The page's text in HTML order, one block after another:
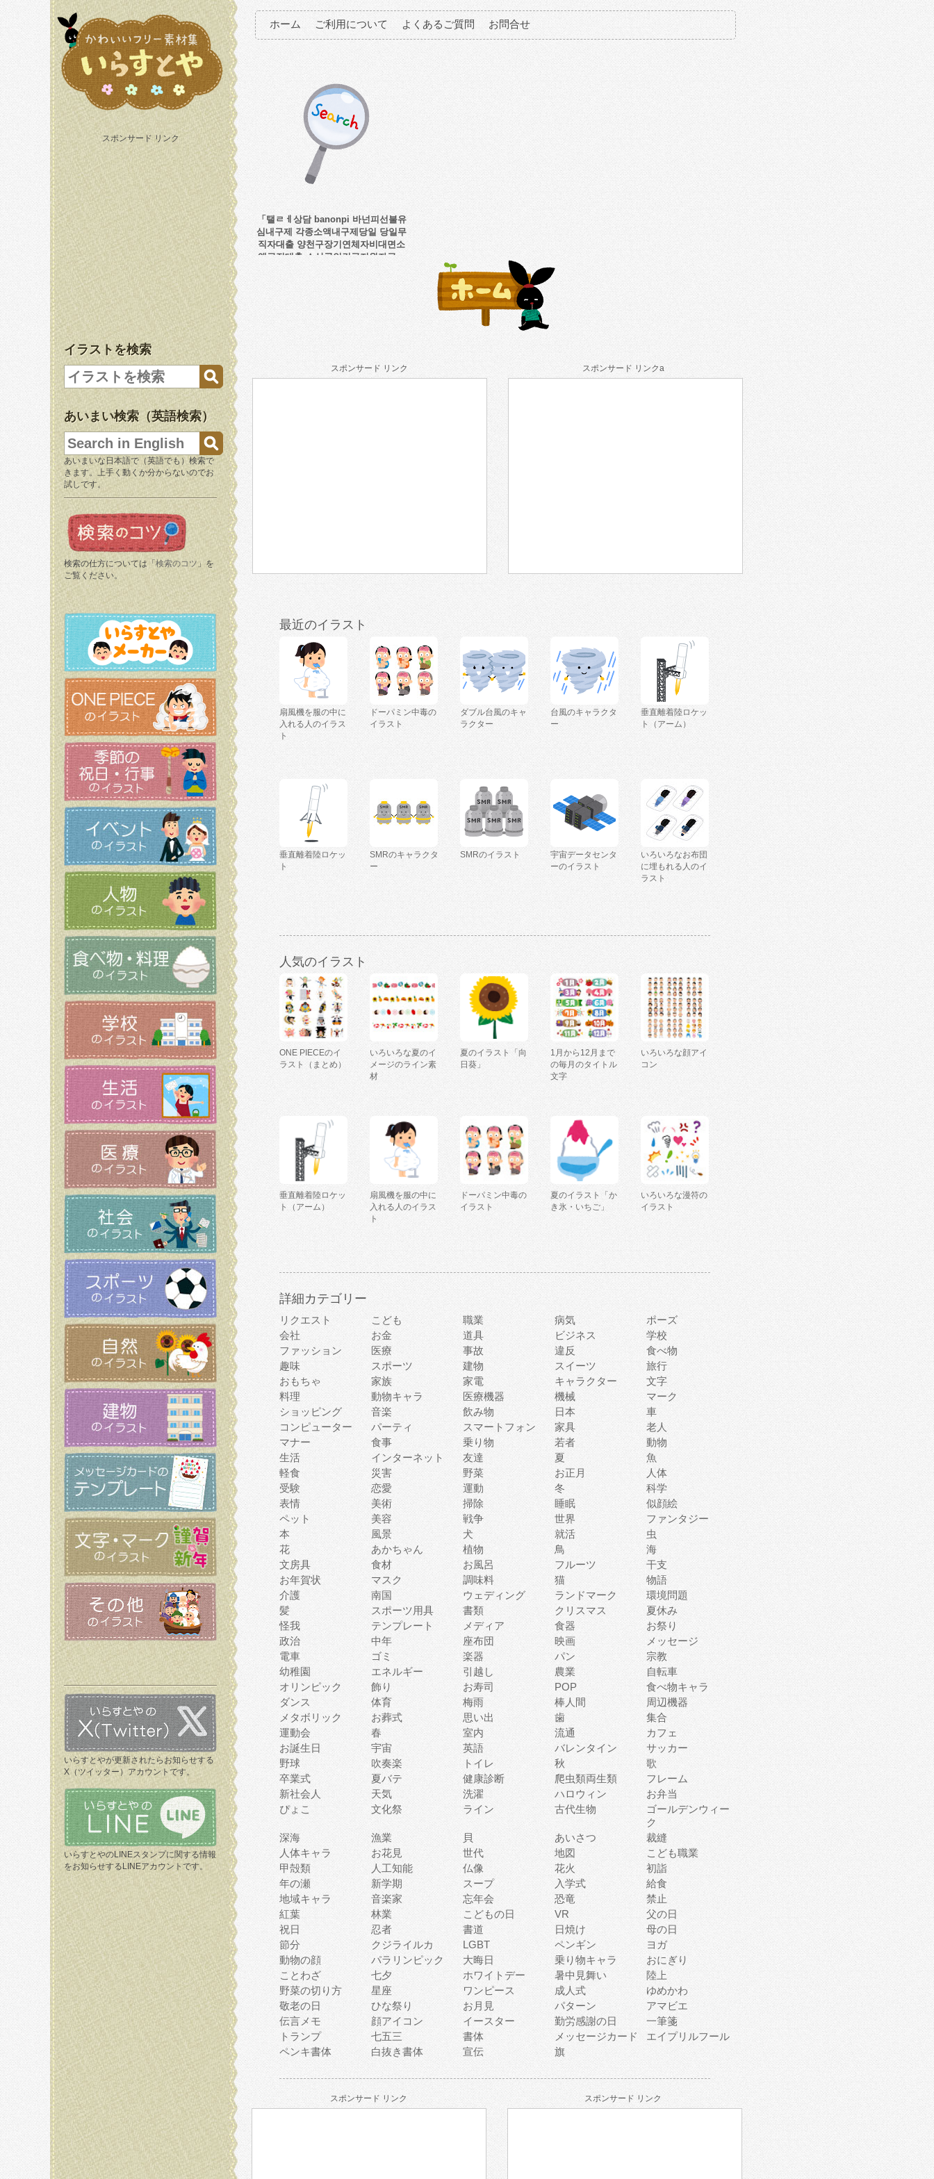
スポンサード リンク
イラストを検索
あいまい検索（英語検索）
あいまいな日本語で（英語でも）検索で
きます。上手く動くか分からないのでお
試しです。
検索の仕方については「 検索のコツ 」を
ご覧ください。
いらすとやが更新されたらお知らせする
X（ツイッター）アカウントです。
いらすとやのLINEスタンプに関する情報
をお知らせするLINEアカウントです。
ホーム ご利用について よくあるご質問 お問合せ
「탤ㄹㅔ상담 banonpi 바넌피선불유
심내구제 각종소액내구제당일 당일무
직자대출 양천구장기연체자비대면소
액급전대출 소상공인긴급지원자금」
の検索結果
スポンサード リンク スポンサード リンクa
最近のイラスト
扇風機を服の中に
入れる人のイラス
ト
ドーパミン中毒の
イラスト
ダブル台風のキャ
ラクター
台風のキャラクタ
ー
垂直離着陸ロケッ
ト（アーム）
垂直離着陸ロケッ
ト
SMRのキャラクタ
ー
SMRのイラスト
宇宙データセンタ
ーのイラスト
いろいろなお布団
に埋もれる人のイ
ラスト
人気のイラスト
ONE PIECEのイ
ラスト（まとめ）
いろいろな夏のイ
メージのライン素
材
夏のイラスト「向
日葵」
1月から12月まで
の毎月のタイトル
文字
いろいろな顔アイ
コン
垂直離着陸ロケッ
ト（アーム）
扇風機を服の中に
入れる人のイラス
ト
ドーパミン中毒の
イラスト
夏のイラスト「か
き氷・いちご」
いろいろな漫符の
イラスト
詳細カテゴリー
リクエスト こども 職業 病気
ポーズ
会社
お金 道具 ビジネス
学校
ファッション
医療 事故 違反
食べ物
趣味
スポーツ 建物 スイーツ
旅行
おもちゃ
家族 家電 キャラクター
文字
料理
動物キャラ 医療機器 機械
マーク
ショッピング
音楽 飲み物 日本
車
コンピューター
パーティ スマートフォン 家具
老人
マナー
食事 乗り物 若者
動物
生活
インターネット 友達 夏
魚
軽食
災害 野菜 お正月
人体
受験
恋愛 運動 冬
科学
表情
美術 掃除 睡眠
似顔絵
ペット
美容 戦争 世界
ファンタジー
本
風景 犬 就活
虫
花
あかちゃん 植物 鳥
海
文房具
食材 お風呂 フルーツ
干支
お年賀状
マスク 調味料 猫
物語
介護
南国 ウェディング ランドマーク
環境問題
髪
スポーツ用具 書類 クリスマス
夏休み
怪我
テンプレート メディア 食器
お祭り
政治
中年 座布団 映画
メッセージ
電車
ゴミ 楽器 パン
宗教
幼稚園
エネルギー 引越し 農業
自転車
オリンピック
飾り お寿司 POP
食べ物キャラ
ダンス
体育 梅雨 棒人間
周辺機器
メタボリック
お葬式 思い出 歯
集合
運動会
春 室内 流通
カフェ
お誕生日
宇宙 英語 バレンタイン
サッカー
野球
吹奏楽 トイレ 秋
歌
卒業式
夏バテ 健康診断 爬虫類両生類
フレーム
新社会人
天気 洗濯 ハロウィン
お弁当
ぴょこ
文化祭 ライン 古代生物
ゴールデンウィー
ク
深海
漁業 貝 あいさつ
裁縫
人体キャラ
お花見 世代 地図
こども職業
甲殻類
人工知能 仏像 花火
初詣
年の瀬
新学期 スープ 入学式
給食
地域キャラ
音楽家 忘年会 恐竜
禁止
紅葉
林業 こどもの日 VR
父の日
祝日
忍者 書道 日焼け
母の日
節分
クジライルカ LGBT ペンギン
ヨガ
動物の顔
パラリンピック 大晦日 乗り物キャラ
おにぎり
ことわざ
七夕 ホワイトデー 暑中見舞い
陸上
野菜の切り方
星座 ワンピース 成人式
ゆめかわ
敬老の日
ひな祭り お月見 パターン
アマビエ
伝言メモ
顔アイコン イースター 勤労感謝の日
一筆箋
トランプ
七五三 書体 メッセージカード
エイプリルフール
ペンキ書体
白抜き書体 宣伝 旗
スポンサード リンク スポンサード リンク